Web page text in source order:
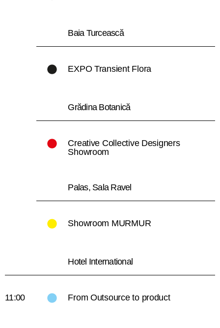
Baia Turcească
EXPO Transient Flora
Grădina Botanică
Creative Collective Designers
Showroom
Palas, Sala Ravel
Showroom MURMUR
Hotel International
11:00 From Outsource to product